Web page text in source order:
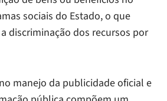
sociais do Estado, o que
discriminação dos recursos por
manejo da publicidade oficial e